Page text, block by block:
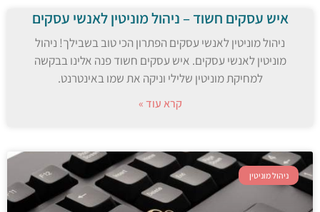
איש עסקים חשוד – ניהול מוניטין לאנשי עסקים
ניהול מוניטין לאנשי עסקים הפתרון הכי טוב בשבילך! ניהול
מוניטין לאנשי עסקים. איש עסקים חשוד פנה אלינו בבקשה
למחיקת מוניטין שלילי וניקה את שמו באינטרנט.
קרא עוד »
ניהול מוניטין